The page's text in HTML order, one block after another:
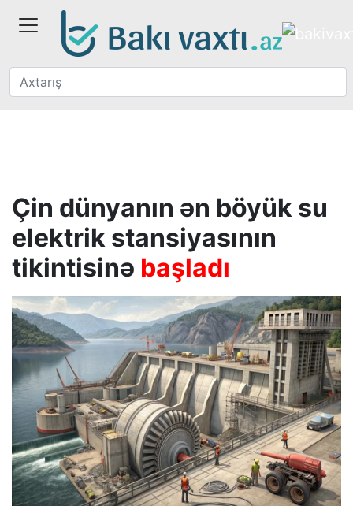
Çin dünyanın ən böyük su
elektrik stansiyasının
tikintisinə başladı